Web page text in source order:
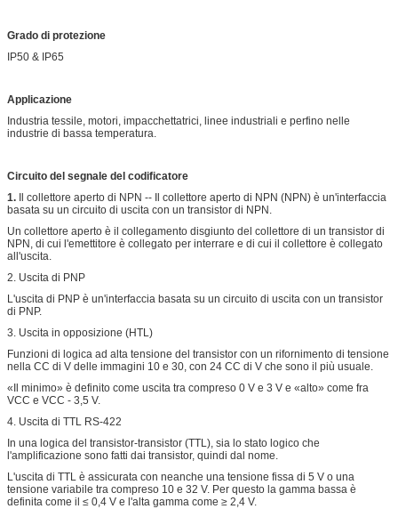
Grado di protezione
IP50 & IP65
Applicazione
Industria tessile, motori, impacchettatrici, linee industriali e perfino nelle
industrie di bassa temperatura.
Circuito del segnale del codificatore
1. Il collettore aperto di NPN -- Il collettore aperto di NPN (NPN) è un'interfaccia
basata su un circuito di uscita con un transistor di NPN.
Un collettore aperto è il collegamento disgiunto del collettore di un transistor di
NPN, di cui l'emettitore è collegato per interrare e di cui il collettore è collegato
all'uscita.
2. Uscita di PNP
L'uscita di PNP è un'interfaccia basata su un circuito di uscita con un transistor
di PNP.
3. Uscita in opposizione (HTL)
Funzioni di logica ad alta tensione del transistor con un rifornimento di tensione
nella CC di V delle immagini 10 e 30, con 24 CC di V che sono il più usuale.
«Il minimo» è definito come uscita tra compreso 0 V e 3 V e «alto» come fra
VCC e VCC - 3,5 V.
4. Uscita di TTL RS-422
In una logica del transistor-transistor (TTL), sia lo stato logico che
l'amplificazione sono fatti dai transistor, quindi dal nome.
L'uscita di TTL è assicurata con neanche una tensione fissa di 5 V o una
tensione variabile tra compreso 10 e 32 V. Per questo la gamma bassa è
definita come il ≤ 0,4 V e l'alta gamma come ≥ 2,4 V.